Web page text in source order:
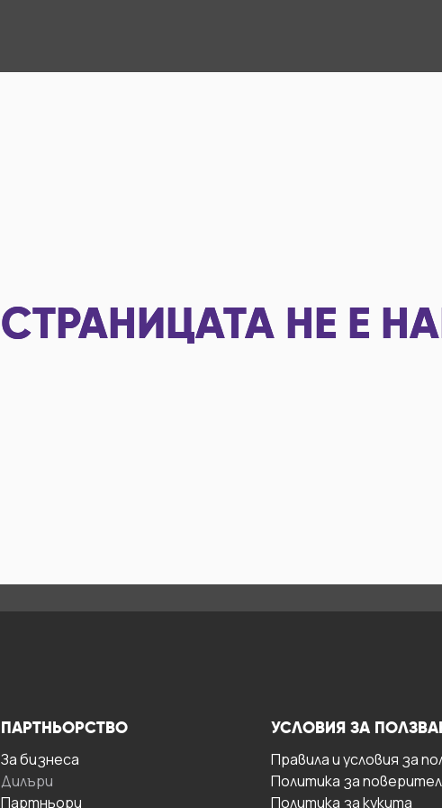
СТРАНИЦАТА НЕ Е
ПАРТНЬОРСТВО
За бизнесa
Дилъри
Партньори
УСЛОВИЯ ЗА
Правила и условия за
Политика за
Политика за кукита